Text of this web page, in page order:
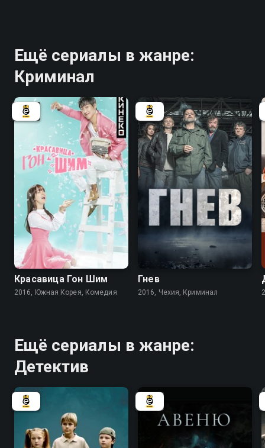
Ещё сериалы в жанре:
Криминал
7.7 7.3
Красавица Гон Шим
2016, Южная Корея, Комедия
Гнев
2016, Чехия, Криминал
Ещё сериалы в жанре:
Детектив